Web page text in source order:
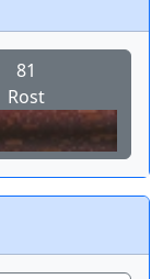
81
Rost